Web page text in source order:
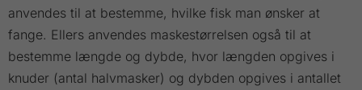
anvendes til at bestemme, hvilke fisk man ønsker at
fange. Ellers anvendes maskestørrelsen også til at
bestemme længde og dybde, hvor længden opgives i
knuder (antal halvmasker) og dybden opgives i antallet